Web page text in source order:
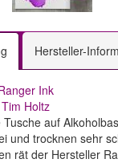
Hersteller-
Ink
Tim Holtz
Tusche auf
und trocknen sehr
rät der Hersteller